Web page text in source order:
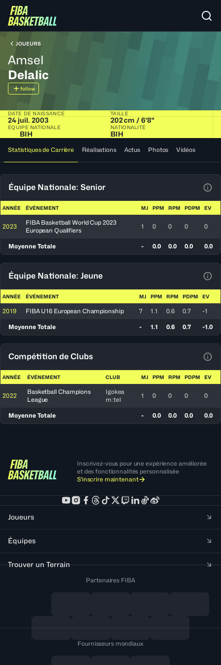
JOUEURS
Amsel
Delalic
follow
DATE DE NAISSANCE
24 juil. 2003
TAILLE
202 cm / 6'8"
ÉQUIPE NATIONALE
BIH
NATIONALITÉ
BIH
Statistiques de Carrière Réalisations Actus Photos Vidéos
Équipe Nationale: Senior
ANNÉE ÉVÉNEMENT MJ PPM RPM PDPM EV
2023
FIBA Basketball World Cup 2023
European Qualifiers
1 0 0 0 0
Moyenne Totale - 0.0 0.0 0.0 0.0
Équipe Nationale: Jeune
ANNÉE ÉVÉNEMENT MJ PPM RPM PDPM EV
2019 FIBA U16 European Championship 7 1.1 0.6 0.7 -1
Moyenne Totale - 1.1 0.6 0.7 -1.0
Compétition de Clubs
ANNÉE ÉVÉNEMENT CLUB MJ PPM RPM PDPM EV
2022
Basketball Champions
League
Igokea
m:tel
1 0 0 0 0
Moyenne Totale - 0.0 0.0 0.0 0.0
Inscrivez-vous pour une expérience améliorée
et des fonctionnalités personnalisée
S'inscrire maintenant
Joueurs
Équipes
Trouver un Terrain
Partenaires FIBA
Fournisseurs mondiaux